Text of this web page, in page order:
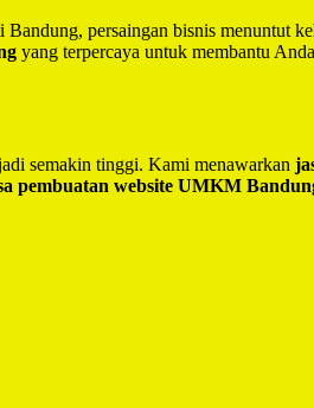
persaingan bisnis menuntut
yang terpercaya untuk membantu
semakin tinggi. Kami menawarkan
pembuatan website UMKM